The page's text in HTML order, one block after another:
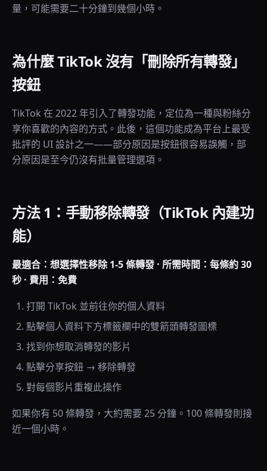
量，可能需要二十分鐘到幾個小時。
為什麼 TikTok 沒有「刪除所有轉發」
按鈕
TikTok 在 2022 年引入了轉發功能，定位為一種與粉絲分
享你喜歡的內容的方式。此後，這個功能成為平台上最受
批評的 UI 設計之一——部分原因是按鈕很容易誤觸，部
分原因是至今仍沒有批量管理選項。
方法 1：手動移除轉發（TikTok 內建功
能）
最適合：想選擇性移除 1-5 條轉發 · 所需時間：每條約 30
秒 · 費用：免費
打開 TikTok 並前往你的個人資料
點擊個人資料下方標籤欄中的雙箭頭轉發圖標
找到你想取消轉發的影片
點擊分享按鈕 → 移除轉發
對每個影片重複此操作
如果你有 50 條轉發，大約需要 25 分鐘。100 條轉發則接
近一個小時。